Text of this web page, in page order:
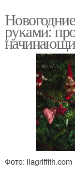
руками:
Фото: liagriffith.com